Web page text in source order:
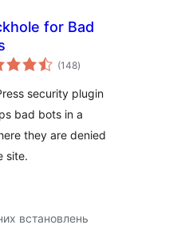
for Bad
(148загальний
рейтинг
)
security plugin
bad bots in a
they are denied
site.
встановлень